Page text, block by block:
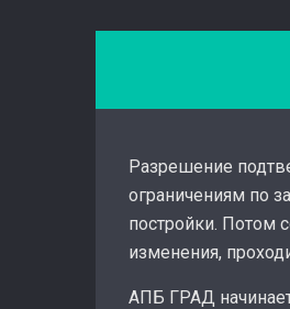
Разрешение
ограничениям по
постройки. Потом
изменения,
АПБ ГРАД